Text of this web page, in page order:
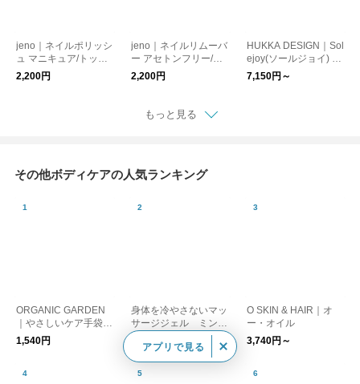
jeno｜ネイルポリッシ
ュ マニキュア/トップ
コート/ベースコート
2,200円
jeno｜ネイルリムーバ
ー アセトンフリー/ク
ルエルティフリー/除
2,200円
HUKKA DESIGN｜Sol
ejoy(ソールジョイ) フ
ットケアストーン
7,150円～
もっと見る
その他ボディケアの人気ランキング
ORGANIC GARDEN
｜やさしいケア手袋
【母の日】【オーガニ
1,540円
身体を冷やさないマッ
サージジェル ミント
ジェル
1,430円
O SKIN & HAIR｜オ
ー・オイル
3,740円～
アプリで見る